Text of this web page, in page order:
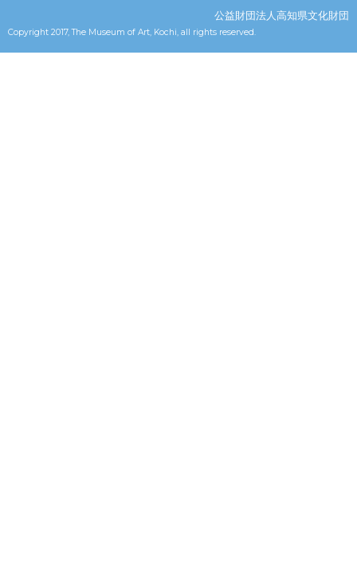
Copyright 2017, The Museum of Art, Kochi, all rights reserved.
公益財団法人高知県文化財団